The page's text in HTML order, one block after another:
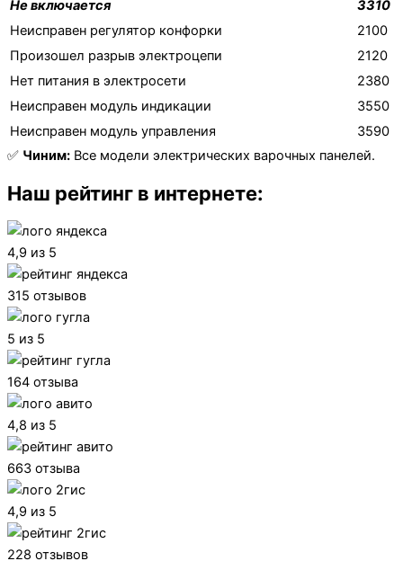
Не включается
3310
Неисправен регулятор конфорки
2100
Произошел разрыв электроцепи
2120
Нет питания в электросети
2380
Неисправен модуль индикации
3550
Неисправен модуль управления
3590
✅ Чиним: Все модели электрических варочных панелей.
Наш рейтинг в интернете:
4,9 из 5
315 отзывов
5 из 5
164 отзыва
4,8 из 5
663 отзыва
4,9 из 5
228 отзывов